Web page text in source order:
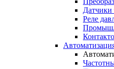
Датчики
Реле